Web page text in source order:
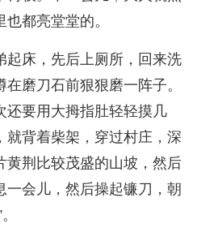
都亮堂堂的。
起床，先后上厕所，回来洗
磨刀石前狠狠磨一阵子。
还要用大拇指肚轻轻摸几
就背着柴架，穿过村庄，深
黄荆比较茂盛的山坡，然后
一会儿，然后操起镰刀，朝